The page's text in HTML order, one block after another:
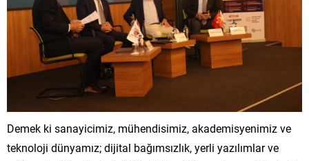
Demek ki sanayicimiz, mühendisimiz, akademisyenimiz ve
teknoloji dünyamız; dijital bağımsızlık, yerli yazılımlar ve